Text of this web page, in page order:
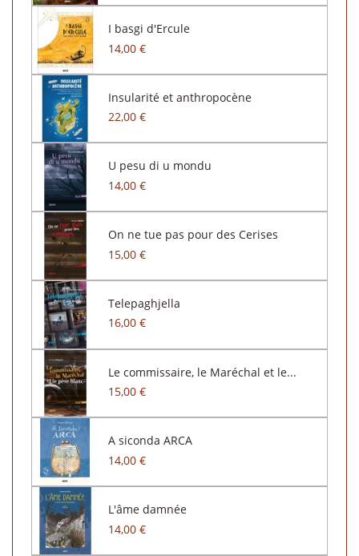
I basgi d'Ercule
14,00 €
Insularité et anthropocène
22,00 €
U pesu di u mondu
14,00 €
On ne tue pas pour des Cerises
15,00 €
Telepaghjella
16,00 €
Le commissaire, le Maréchal et le...
15,00 €
A siconda ARCA
14,00 €
L'âme damnée
14,00 €